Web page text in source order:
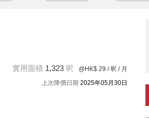
實用面積 1,323 呎 @HK$ 29 / 呎 / 月
上次降價日期 2025年05月30日